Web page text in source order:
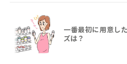
一番最初に用意し
ズは？